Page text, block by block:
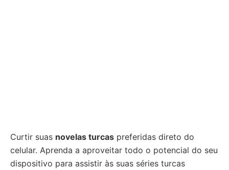
Curtir suas novelas turcas preferidas direto do
celular. Aprenda a aproveitar todo o potencial do seu
dispositivo para assistir às suas séries turcas